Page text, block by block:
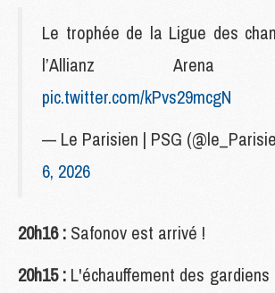
Le trophée de la Ligue des
l’Allianz
pic.twitter.com/kPvs29mcgN
— Le Parisien | PSG
6, 2026
20h16 : Safonov est arrivé !
20h15 : L'échauffement des